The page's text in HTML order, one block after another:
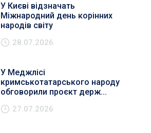
У Києві відзначать
Міжнародний день корінних
народів світу
28.07.2026
У Меджлісі
кримськотатарського народу
обговорили проєкт держ...
27.07.2026